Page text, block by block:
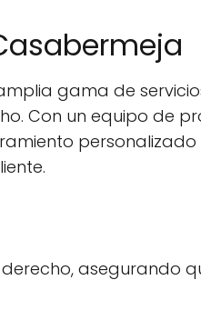
gama de
Con un equipo de
personalizado
asegurando